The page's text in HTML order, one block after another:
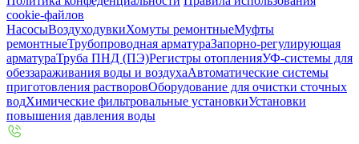
cookie-файлов
НасосыВоздуходувкиХомуты ремонтныеМуфты
ремонтныеТрубопроводная арматураЗапорно-регулирующая
арматураТруба ПНД (ПЭ)Регистры отопленияУФ-системы для
обеззараживания воды и воздухаАвтоматические системы
приготовления растворовОборудование для очистки сточных
водХимические фильтровальные установкиУстановки
повышения давления воды